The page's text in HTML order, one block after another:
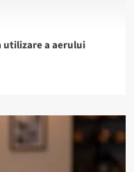
utilizare a aerului